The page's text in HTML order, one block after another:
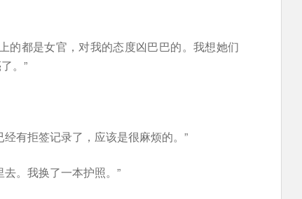
的都是女官，对我的态度凶巴巴的。我想她们
。”
有拒签记录了，应该是很麻烦的。”
。我换了一本护照。”